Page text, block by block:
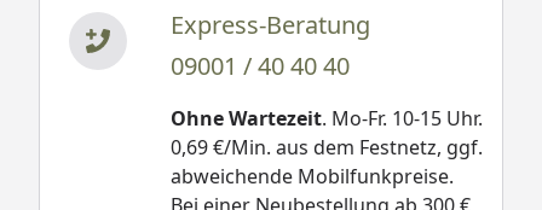
Express-Beratung
09001 / 40 40 40
Ohne Wartezeit. Mo-Fr. 10-15 Uhr.
0,69 €/Min. aus dem Festnetz, ggf.
abweichende Mobilfunkpreise.